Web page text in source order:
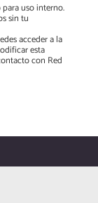
uso interno.
sin tu
acceder a la
esta
con Red